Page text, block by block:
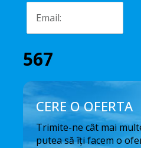
567
CERE O OFERTA
Trimite-ne cât mai
putea să îți facem o